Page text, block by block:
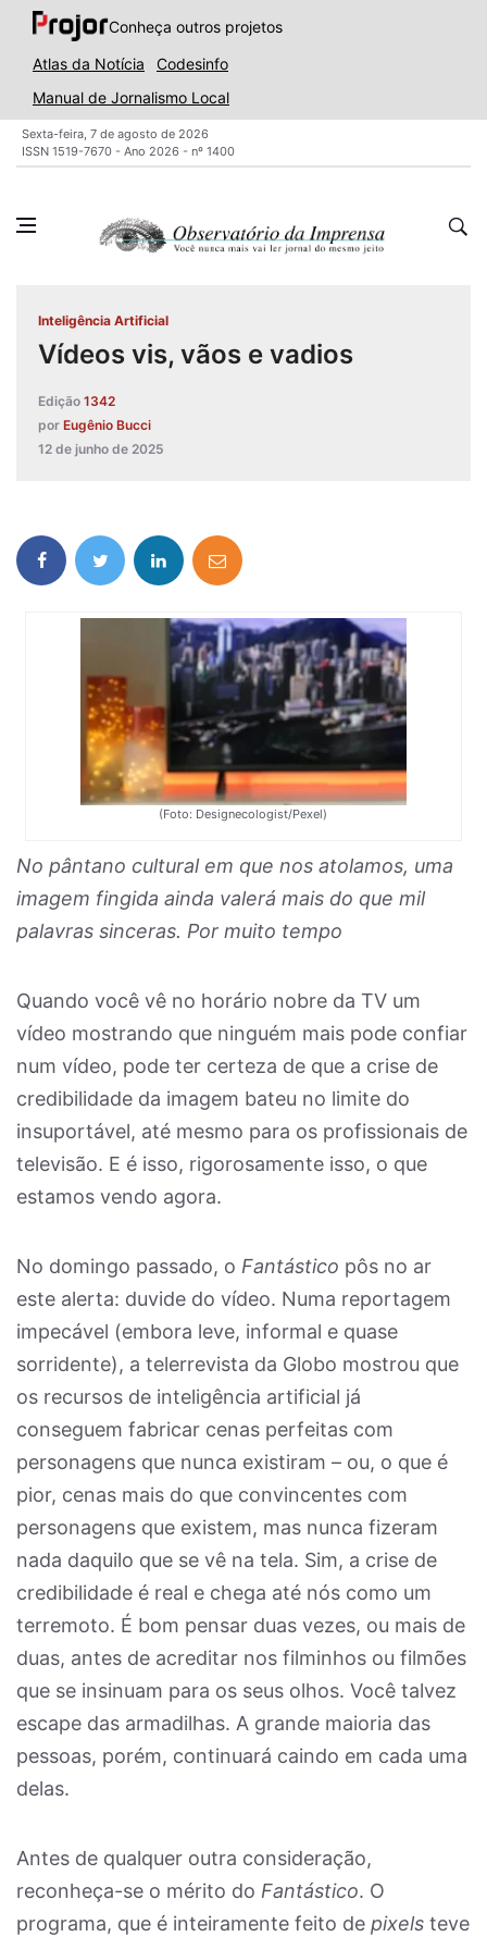
Conheça outros projetos
Atlas da Notícia
Codesinfo
Manual de Jornalismo Local
Sexta-feira, 7 de agosto de 2026
ISSN 1519-7670 - Ano 2026 - nº 1400
Inteligência Artificial
Vídeos vis, vãos e vadios
Edição 1342
por Eugênio Bucci
12 de junho de 2025
(Foto: Designecologist/Pexel)
No pântano cultural em que nos atolamos, uma
imagem fingida ainda valerá mais do que mil
palavras sinceras. Por muito tempo
Quando você vê no horário nobre da TV um
vídeo mostrando que ninguém mais pode confiar
num vídeo, pode ter certeza de que a crise de
credibilidade da imagem bateu no limite do
insuportável, até mesmo para os profissionais de
televisão. E é isso, rigorosamente isso, o que
estamos vendo agora.
No domingo passado, o Fantástico pôs no ar
este alerta: duvide do vídeo. Numa reportagem
impecável (embora leve, informal e quase
sorridente), a telerrevista da Globo mostrou que
os recursos de inteligência artificial já
conseguem fabricar cenas perfeitas com
personagens que nunca existiram – ou, o que é
pior, cenas mais do que convincentes com
personagens que existem, mas nunca fizeram
nada daquilo que se vê na tela. Sim, a crise de
credibilidade é real e chega até nós como um
terremoto. É bom pensar duas vezes, ou mais de
duas, antes de acreditar nos filminhos ou filmões
que se insinuam para os seus olhos. Você talvez
escape das armadilhas. A grande maioria das
pessoas, porém, continuará caindo em cada uma
delas.
Antes de qualquer outra consideração,
reconheça-se o mérito do Fantástico. O
programa, que é inteiramente feito de pixels teve